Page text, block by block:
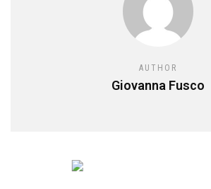
AUTHOR
Giovanna Fusco